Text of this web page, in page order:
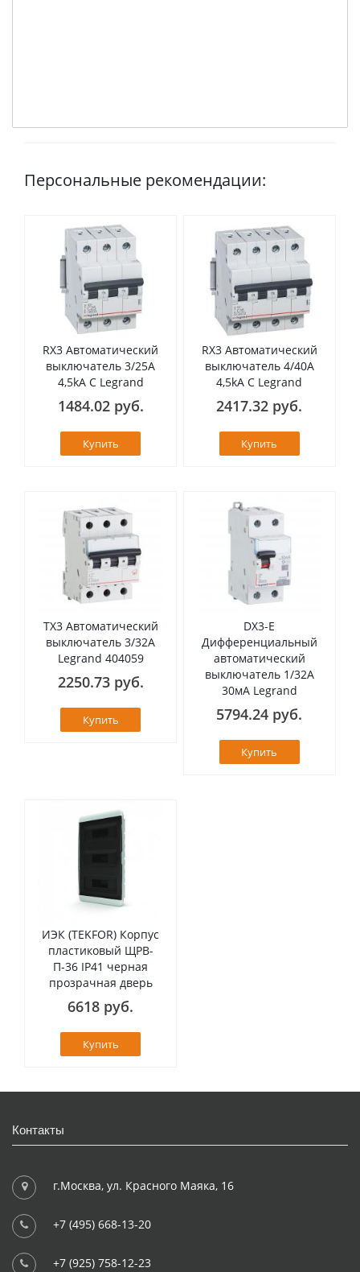
Персональные рекомендации:
RX3 Автоматический
выключатель 3/25А
4,5kA C Legrand
1484.02 руб.
Купить
RX3 Автоматический
выключатель 4/40А
4,5kA C Legrand
2417.32 руб.
Купить
TX3 Автоматический
выключатель 3/32А
Legrand 404059
2250.73 руб.
Купить
DX3-E
Дифференциальный
автоматический
выключатель 1/32А
30мА Legrand
5794.24 руб.
Купить
ИЭК (TEKFOR) Корпус
пластиковый ЩРВ-
П-36 IP41 черная
прозрачная дверь
6618 руб.
Купить
Контакты
г.Москва, ул. Красного Маяка, 16
+7 (495) 668-13-20
+7 (925) 758-12-23